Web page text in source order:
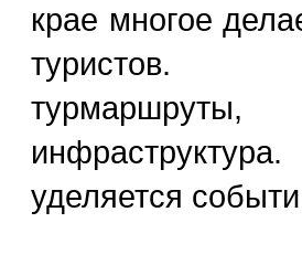
крае многое
туристов.
уделяется